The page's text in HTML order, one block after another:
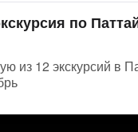
по
из 12 экскурсий в